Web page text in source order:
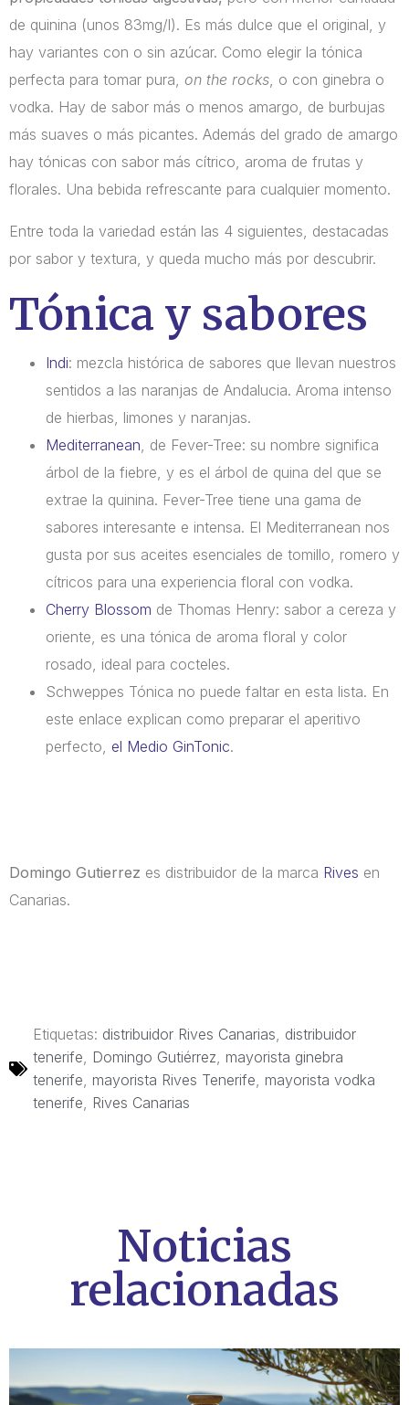
de quinina (unos 83mg/l). Es más dulce que el original, y
hay variantes con o sin azúcar. Como elegir la tónica
perfecta para tomar pura, on the rocks, o con ginebra o
vodka. Hay de sabor más o menos amargo, de burbujas
más suaves o más picantes. Además del grado de amargo
hay tónicas con sabor más cítrico, aroma de frutas y
florales. Una bebida refrescante para cualquier momento.
Entre toda la variedad están las 4 siguientes, destacadas
por sabor y textura, y queda mucho más por descubrir.
Tónica y sabores
Indi: mezcla histórica de sabores que llevan nuestros
sentidos a las naranjas de Andalucia. Aroma intenso
de hierbas, limones y naranjas.
Mediterranean, de Fever-Tree: su nombre significa
árbol de la fiebre, y es el árbol de quina del que se
extrae la quinina. Fever-Tree tiene una gama de
sabores interesante e intensa. El Mediterranean nos
gusta por sus aceites esenciales de tomillo, romero y
cítricos para una experiencia floral con vodka.
Cherry Blossom de Thomas Henry: sabor a cereza y
oriente, es una tónica de aroma floral y color
rosado, ideal para cocteles.
Schweppes Tónica no puede faltar en esta lista. En
este enlace explican como preparar el aperitivo
perfecto, el Medio GinTonic.
Domingo Gutierrez es distribuidor de la marca Rives en
Canarias.
Etiquetas: distribuidor Rives Canarias, distribuidor
tenerife, Domingo Gutiérrez, mayorista ginebra
tenerife, mayorista Rives Tenerife, mayorista vodka
tenerife, Rives Canarias
Noticias
relacionadas